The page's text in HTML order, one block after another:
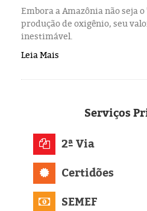
Embora a Amazônia não seja
produção de oxigênio, seu
inestimável.
Leia Mais
Serviços
2ª Via
Certidões
SEMEF